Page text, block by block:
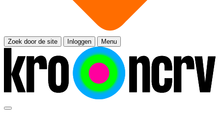
Zoek door de site Inloggen Menu